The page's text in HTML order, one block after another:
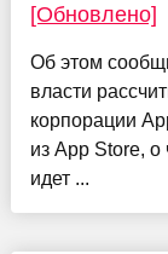
[Обновлено]
Об этом
власти
корпорации
из App Store,
идет ...